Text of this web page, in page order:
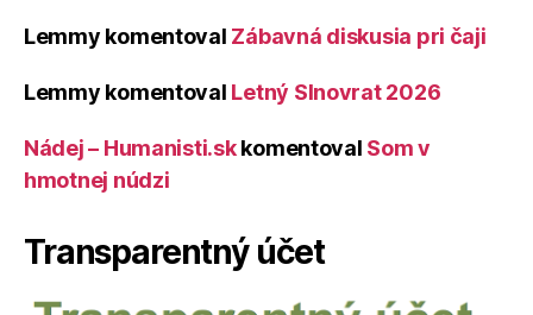
Lemmy komentoval Zábavná diskusia pri čaji
Lemmy komentoval Letný Slnovrat 2026
Nádej – Humanisti.skkomentoval Som v
hmotnej núdzi
Transparentný účet